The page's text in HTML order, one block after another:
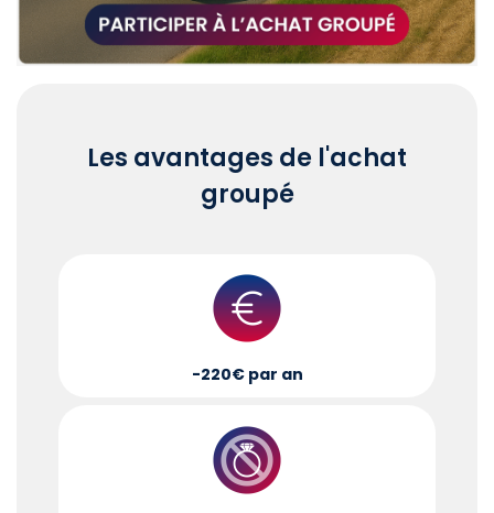
Les avantages de l'achat
groupé
-220€ par an